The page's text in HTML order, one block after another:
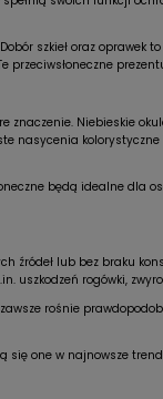
szkieł oraz
znaczenie. Niebieskie
nasycenia
będą idealne dla
źródeł lub bez braku
uszkodzeń rogówki,
rośnie
się one w najnowsze